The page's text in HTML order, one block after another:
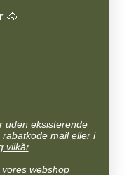
🐴
uden eksisterende
mail eller i
vilkår.
webshop